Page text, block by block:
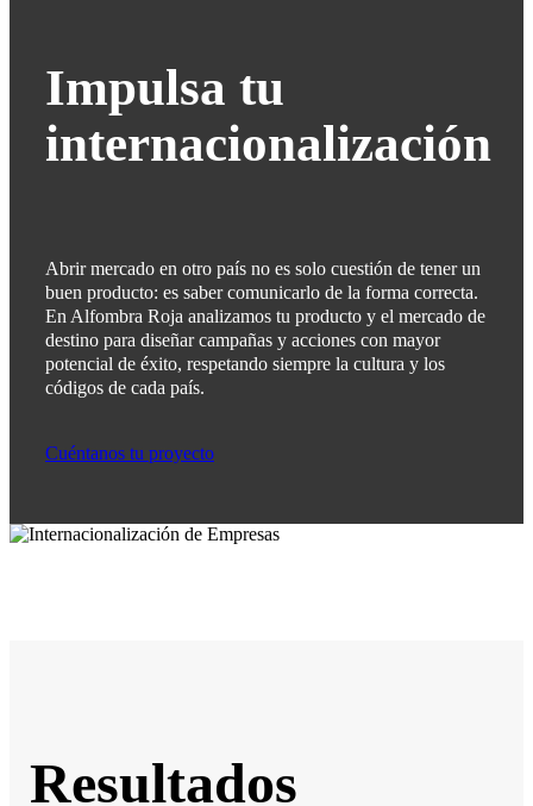
Impulsa tu
internacionalización
Abrir mercado en otro país no es solo cuestión de tener un
buen producto: es saber comunicarlo de la forma correcta.
En Alfombra Roja analizamos tu producto y el mercado de
destino para diseñar campañas y acciones con mayor
potencial de éxito, respetando siempre la cultura y los
códigos de cada país.
Cuéntanos tu proyecto
Resultados